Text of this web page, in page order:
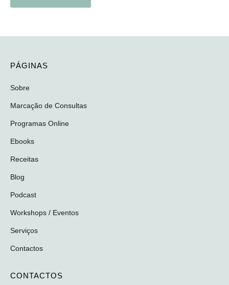
PÁGINAS
Sobre
Marcação de Consultas
Programas Online
Ebooks
Receitas
Blog
Podcast
Workshops / Eventos
Serviços
Contactos
CONTACTOS